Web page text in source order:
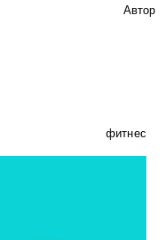
Автор
фитнес